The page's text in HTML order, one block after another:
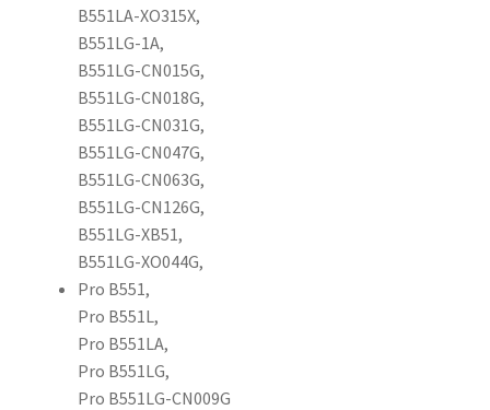
B551LA-XO315X,
B551LG-1A,
B551LG-CN015G,
B551LG-CN018G,
B551LG-CN031G,
B551LG-CN047G,
B551LG-CN063G,
B551LG-CN126G,
B551LG-XB51,
B551LG-XO044G,
Pro B551,
Pro B551L,
Pro B551LA,
Pro B551LG,
Pro B551LG-CN009G